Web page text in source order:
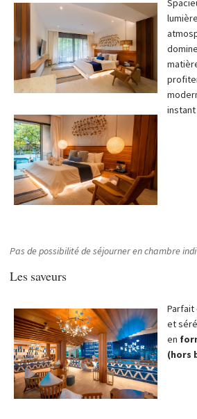
Pas de possibilité de séjourner en chambre
Les saveurs
et
en
(hors